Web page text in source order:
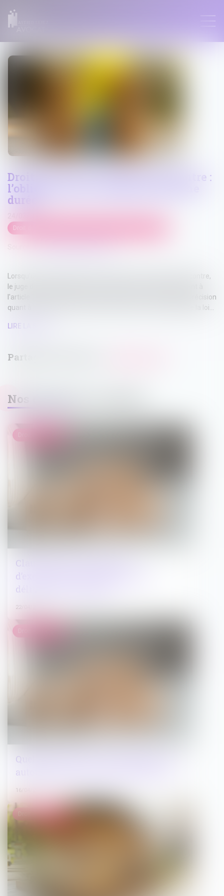
Droit de visite en espace de rencontre :
l’obligation pour le juge de fixer une
durée
Droit de la famille, des personnes et de leur patrimoine
Lorsqu'un droit de visite est exercé dans un espace de rencontre,
le juge doit impérativement en fixer la durée, conformément à
l'article 1180-5 du Code de procédure civile. L'absence de précision
quant à la durée de cette mesure constitue une violation de la loi...
LIRE LA SUITE
Nos dernières actualités
Clause de non-recours : pas
d’exonération de l’obligation de
délivrance du bailleur
22/04/2025
Quelles utilisations du logement sont
autorisées dans un bail de location ?
16/04/2025
Droit immobilier